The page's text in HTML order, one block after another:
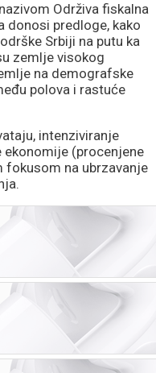
Održiva fiskalna
donosi predloge, kako
Srbiji na putu ka
zemlje visokog
na demografske
polova i rastuće
intenziviranje
ekonomije (procenjene
fokusom na ubrzavanje